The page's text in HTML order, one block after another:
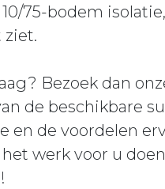
75-bodem
ziet.
Bezoek dan
de beschikbare
en de voordelen
werk voor u